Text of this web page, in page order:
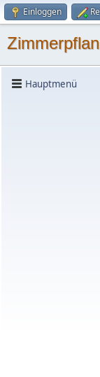
Einloggen
Hauptmenü